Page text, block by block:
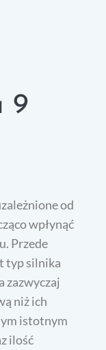
9
od
wpłynąć
Przede
typ silnika
zazwyczaj
niż ich
istotnym
ilość